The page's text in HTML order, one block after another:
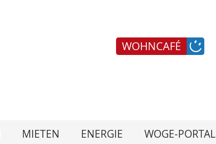
WOHNCAFÉ
MIETEN ENERGIE WOGE-PORTAL